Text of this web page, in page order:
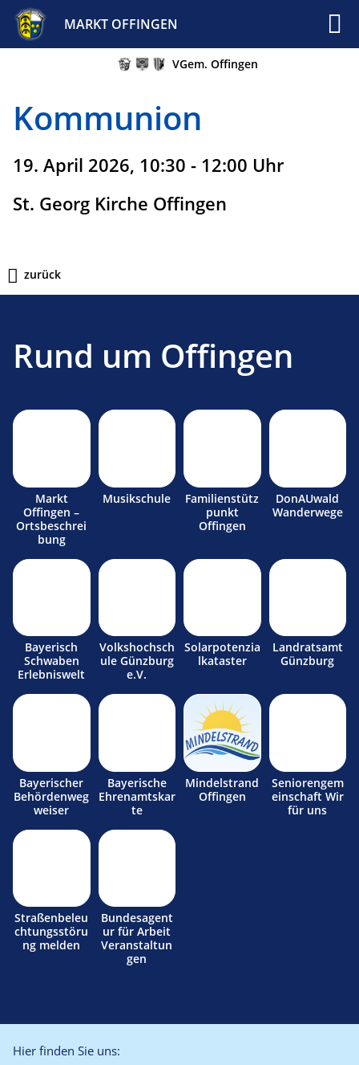
MARKT OFFINGEN
VGem. Offingen
Kommunion
19. April 2026, 10:30 - 12:00 Uhr
St. Georg Kirche Offingen
zurück
Rund um Offingen
Markt
Offingen –
Ortsbeschrei
bung
Musikschule
Familienstütz
punkt
Offingen
DonAUwald
Wanderwege
Bayerisch
Schwaben
Erlebniswelt
Volkshochsch
ule Günzburg
e.V.
Solarpotenzia
lkataster
Landratsamt
Günzburg
Bayerischer
Behördenweg
weiser
Bayerische
Ehrenamtskar
te
Mindelstrand
Offingen
Seniorengem
einschaft Wir
für uns
Straßenbeleu
chtungsstöru
ng melden
Bundesagent
ur für Arbeit
Veranstaltun
gen
Hier finden Sie uns: